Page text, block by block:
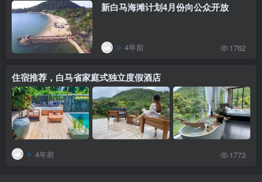
新白马海滩计划4月份向公众开放
4年前 1762
住宿推荐，白马省家庭式独立度假酒店
4年前 1773